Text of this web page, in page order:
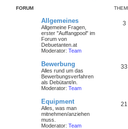
FORUM
Allgemeines
Allgemeine Fragen,
erster "Auffangpool" im
Forum von
Debuetanten.at
Moderator: Team
3
Bewerbung
Alles rund um das
Bewerbungsverfahren
als Debütant/in.
Moderator: Team
33
Equipment
Alles, was man
mitnehmen/anziehen
muss.
Moderator: Team
21